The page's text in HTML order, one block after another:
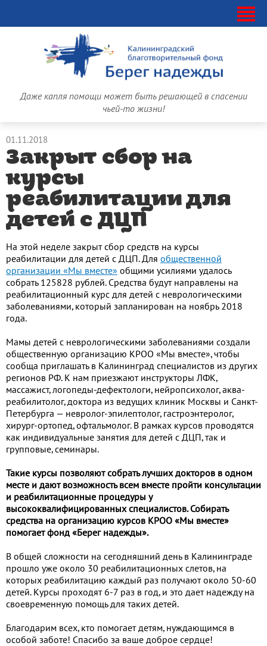
Даже капля помощи может быть решающей в спасении
чьей-то жизни!
01.11.2018
Закрыт сбор на
курсы
реабилитации для
детей с ДЦП
На этой неделе закрыт сбор средств на курсы
реабилитации для детей с ДЦП. Для общественной
организации «Мы вместе» общими усилиями удалось
собрать 125828 рублей. Средства будут направлены на
реабилитационный курс для детей с неврологическими
заболеваниями, который запланирован на ноябрь 2018
года.
Мамы детей с неврологическими заболеваниями создали
общественную организацию КРОО «Мы вместе», чтобы
сообща приглашать в Калининград специалистов из других
регионов РФ. К нам приезжают инструкторы ЛФК,
массажист, логопеды-дефектологи, нейропсихолог, аква-
реабилитолог, доктора из ведущих клиник Москвы и Санкт-
Петербурга — невролог-эпилептолог, гастроэнтеролог,
хирург-ортопед, офтальмолог. В рамках курсов проводятся
как индивидуальные занятия для детей с ДЦП, так и
групповые, семинары.
Такие курсы позволяют собрать лучших докторов в одном
месте и дают возможность всем вместе пройти консультации
и реабилитационные процедуры у
высококвалифицированных специалистов. Собирать
средства на организацию курсов КРОО «Мы вместе»
помогает фонд «Берег надежды».
В общей сложности на сегодняшний день в Калининграде
прошло уже около 30 реабилитационных слетов, на
которых реабилитацию каждый раз получают около 50-60
детей. Курсы проходят 6-7 раз в год, и это дает надежду на
своевременную помощь для таких детей.
Благодарим всех, кто помогает детям, нуждающимся в
особой заботе! Спасибо за ваше доброе сердце!